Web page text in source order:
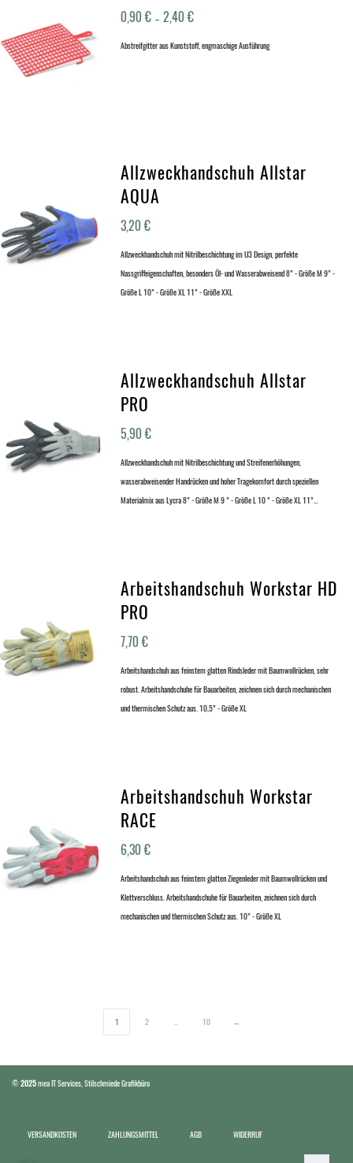
0,90€ – 2,40€
Abstreifgitter aus Kunststoff, engmaschige Ausführung
Allzweckhandschuh Allstar
AQUA
3,20€
Allzweckhandschuh mit Nitrilbeschichtung im U3 Design, perfekte
Nassgriffeigenschaften, besonders Öl- und Wasserabweisend 8" - Größe M 9" -
Größe L 10" - Größe XL 11" - Größe XXL
Allzweckhandschuh Allstar
PRO
5,90€
Allzweckhandschuh mit Nitrilbeschichtung und Streifenerhöhungen,
wasserabweisender Handrücken und hoher Tragekomfort durch speziellen
Materialmix aus Lycra 8" - Größe M 9 " - Größe L 10 " - Größe XL 11"…
Arbeitshandschuh Workstar HD
PRO
7,70€
Arbeitshandschuh aus feinstem glatten Rindsleder mit Baumwollrücken, sehr
robust. Arbeitshandschuhe für Bauarbeiten, zeichnen sich durch mechanischen
und thermischen Schutz aus. 10,5" - Größe XL
Arbeitshandschuh Workstar
RACE
6,30€
Arbeitshandschuh aus feinstem glatten Ziegenleder mit Baumwollrücken und
Klettverschluss. Arbeitshandschuhe für Bauarbeiten, zeichnen sich durch
mechanischen und thermischen Schutz aus. 10" - Größe XL
1 2 10 →
©2025mea IT Services Stilschmiede Grafikbüro
VERSANDKOSTEN ZAHLUNGSMITTEL AGB WIDERRUF